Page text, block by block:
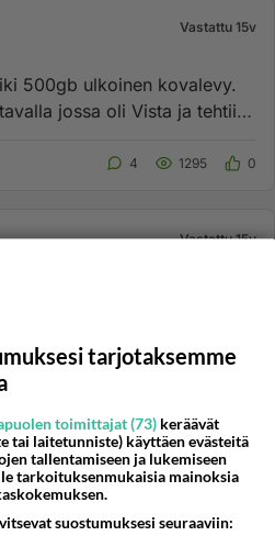
Vastattu 15v
500gb ulkoinen kovalevy.
jossa oli Vista ja tehtiin
4 1295 0
Vastattu 15v
kun se sanoo että levy on
Kingston DataTraveler 8gb.
Vastattu 15v
tilaa vievää dataa?
kovalevyiltä? Omistatko
tarjotaksemme
toimittajat (73) keräävät
tai laitetunniste) käyttäen evästeitä
tallentamiseen ja lukemiseen
tarkoituksenmukaisia mainoksia
suostumuksesi seuraaviin: